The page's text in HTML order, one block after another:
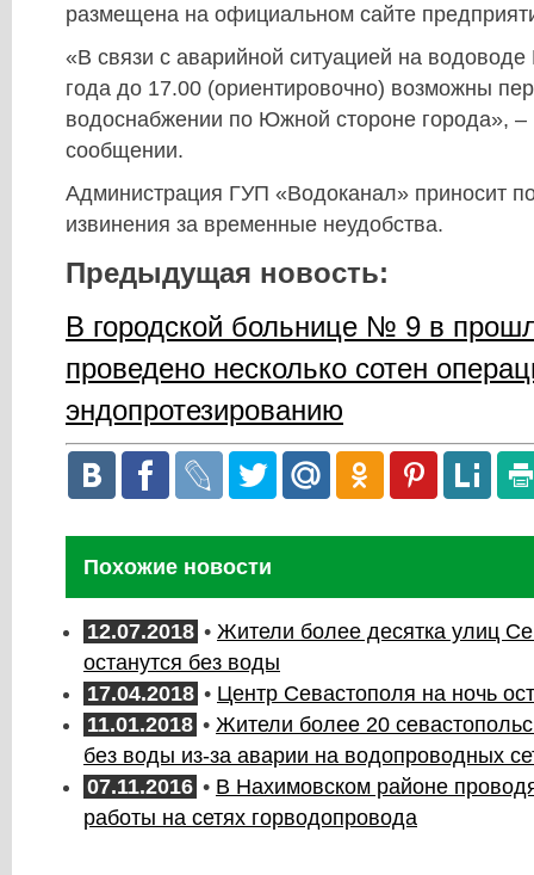
размещена на официальном сайте
«В связи с аварийной ситуацией на
года до 17.00 (ориентировочно) возможны
водоснабжении по Южной стороне города», –
сообщении.
Администрация ГУП «Водоканал» приносит
извинения за временные неудобства.
Предыдущая новость:
В городской больнице № 9 в
проведено несколько сотен
эндопротезированию
Похожие новости
12.07.2018 • Жители более десятка улиц
останутся без воды
17.04.2018 • Центр Севастополя на ночь
11.01.2018 • Жители более 20
без воды из-за аварии на водопроводных
07.11.2016 • В Нахимовском районе
работы на сетях горводопровода